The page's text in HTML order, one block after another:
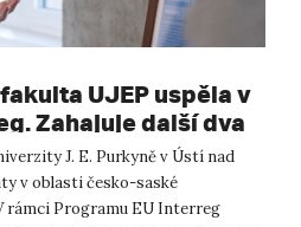
UJEP uspěla v
Zahajuje další dva
se saskými
J. E. Purkyně v Ústí nad
v oblasti česko-saské
rámci Programu EU Interreg